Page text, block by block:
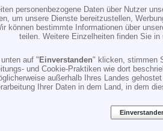
50 Hyper ?
bis nächstes Jahr warten und mich
es gibt und dann noch einmal hier
ist noch über ein halbes Jahr hin.
neue Produkte geben, bzw. manche
personenbezogene Daten über Nutzer
um unsere Dienste bereitzustellen,
können bestimmte Informationen über
teilen. Weitere Einzelheiten finden Sie in
auf "Einverstanden" klicken, stimmen
und Cookie-Praktiken wie dort
außerhalb Ihres Landes
Ihrer Daten in dem Land, in dem